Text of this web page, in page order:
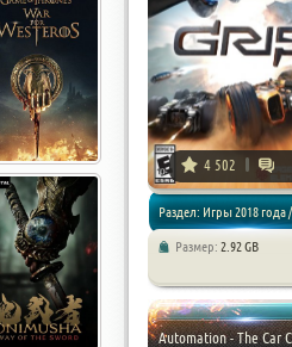
4 502
Раздел: Игры 2018 года
Размер: 2.92 GB
Automation - The Car